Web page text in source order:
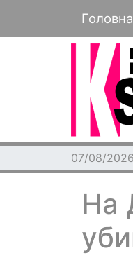
Головна
07/08/
На